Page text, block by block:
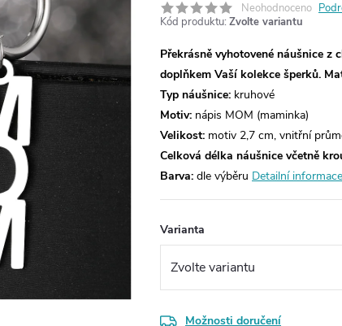
Neohodnoceno
Kód produktu: Zvolte variantu
Překrásně vyhotovené náušnice z
doplňkem Vaší kolekce šperků.
Typ náušnice: kruhové
Motiv: nápis MOM (maminka)
Velikost: motiv 2,7 cm, vnitřní
Celková délka náušnice včetně
Barva: dle výběru Detailní informace
Varianta
Možnosti doručení